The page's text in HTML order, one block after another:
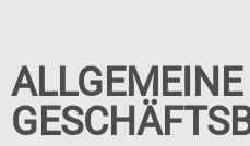
ALLGEMEINE